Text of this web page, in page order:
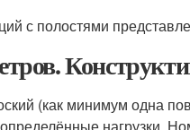
с полостями
(как минимум одна